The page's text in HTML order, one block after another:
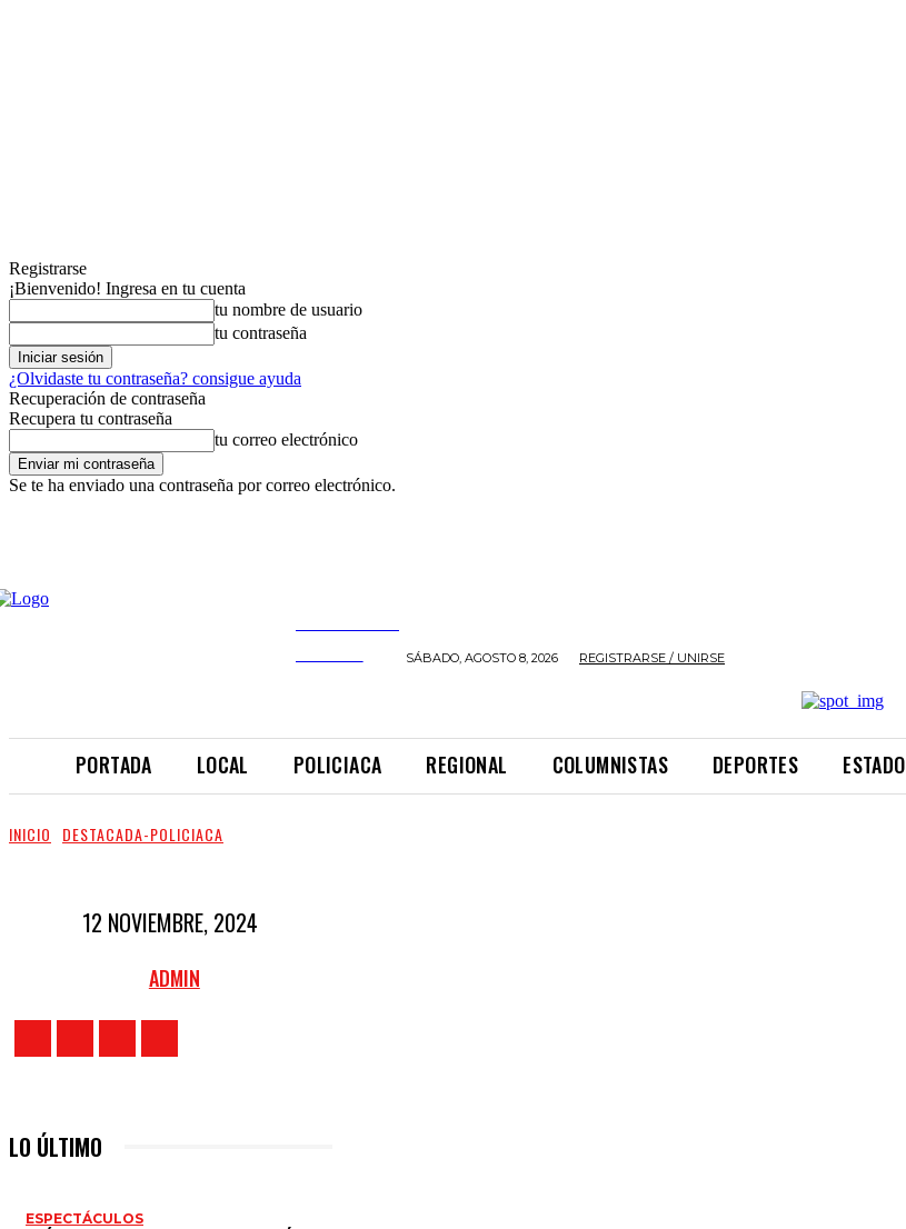
Registrarse
¡Bienvenido! Ingresa en tu cuenta
tu nombre de usuario
tu contraseña
¿Olvidaste tu contraseña? consigue ayuda
Recuperación de contraseña
Recupera tu contraseña
tu correo electrónico
Se te ha enviado una contraseña por correo electrónico.
SÁBADO, AGOSTO 8, 2026 REGISTRARSE / UNIRSE
PORTADA LOCAL POLICIACA REGIONAL COLUMNISTAS DEPORTES ESTADO
INICIO DESTACADA-POLICIACA
12 NOVIEMBRE, 2024
ADMIN
LO ÚLTIMO
ESPECTÁCULOS